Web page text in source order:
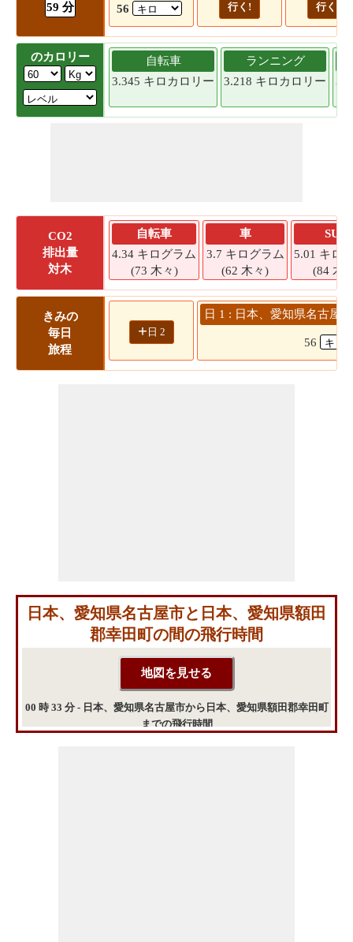
59 分
56 行く! 行く!
のカロリー
自転車
3.345 キロカロリー
ランニング
3.218 キロカロリー
CO2
排出量
対木
自転車
4.34 キログラム
(73 木々)
車
3.7 キログラム
(62 木々)
SUV
5.01 キロ
(84 木
きみの
毎日
旅程
+ 日 2
日 1 : 日本、愛知県名古屋
56
日本、愛知県名古屋市と日本、愛知県額田
郡幸田町の間の飛行時間
00 時 33 分 - 日本、愛知県名古屋市から日本、愛知県額田郡幸田町
までの飛行時間